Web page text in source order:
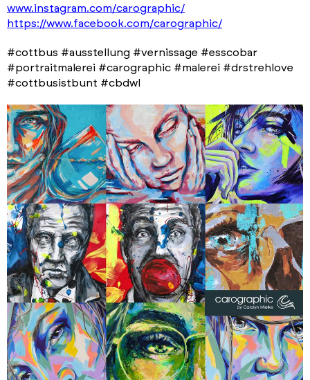
www.instagram.com/carographic/
https://www.facebook.com/carographic/
#cottbus #ausstellung #vernissage #esscobar
#portraitmalerei #carographic #malerei #drstrehlove
#cottbusistbunt #cbdwl